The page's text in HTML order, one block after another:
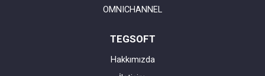
OMNICHANNEL
TEGSOFT
Hakkımızda